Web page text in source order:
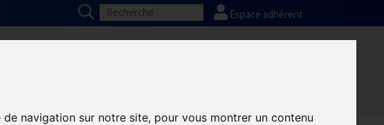
navigation sur notre site, pour vous montrer un contenu
Espace adhérent